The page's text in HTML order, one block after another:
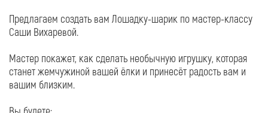
Предлагаем создать вам Лошадку-шарик по мастер-классу
Саши Вихаревой.
Мастер покажет, как сделать необычную игрушку, которая
станет жемчужиной вашей ёлки и принесёт радость вам и
вашим близким.